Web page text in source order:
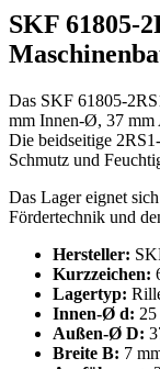
SKF 61805-
Das SKF 61805-
mm Innen-Ø, 37
Die beidseitige
Schmutz und
Das Lager eignet
Fördertechnik und
Hersteller:
Kurzzeichen:
Lagertyp:
Innen-Ø d:
Außen-Ø D:
Breite B: 7